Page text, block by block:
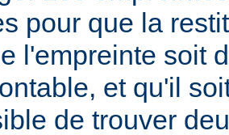
pour que la
l'empreinte soit
et qu'il
de trouver